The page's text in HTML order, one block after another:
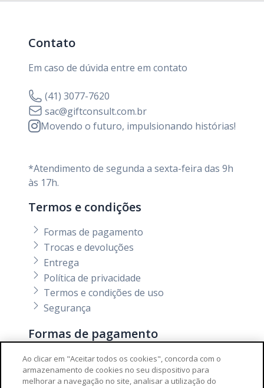
Contato
Em caso de dúvida entre em contato
(41) 3077-7620
sac@giftconsult.com.br
Movendo o futuro, impulsionando histórias!
*Atendimento de segunda a sexta-feira das 9h
às 17h.
Termos e condições
Formas de pagamento
Trocas e devoluções
Entrega
Política de privacidade
Termos e condições de uso
Segurança
Formas de pagamento
Ao clicar em "Aceitar todos os cookies", concorda com o
armazenamento de cookies no seu dispositivo para
melhorar a navegação no site, analisar a utilização do